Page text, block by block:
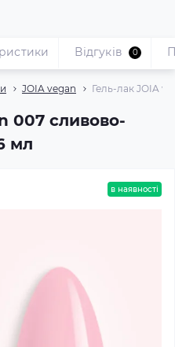
JOIA vegan Гель-лак JOIA
007 сливово-
мл
Відгуків 0
в наявності